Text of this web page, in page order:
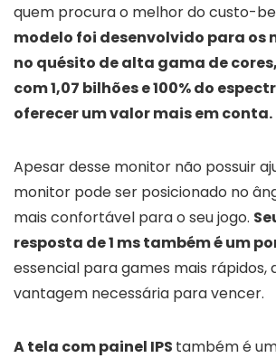
quem procura o melhor do custo-
modelo foi desenvolvido para os
no quésito de alta gama de
com 1,07 bilhões e 100% do
oferecer um valor mais em conta.
Apesar desse monitor não possuir
monitor pode ser posicionado no
mais confortável para o seu jogo.
resposta de 1 ms também é um
essencial para games mais rápidos,
vantagem necessária para vencer.
A tela com painel IPS também é